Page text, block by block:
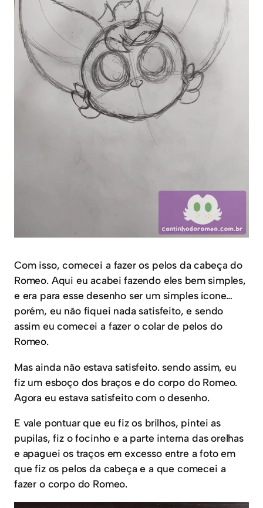
Com isso, comecei a fazer os pelos da cabeça do
Romeo. Aqui eu acabei fazendo eles bem simples,
e era para esse desenho ser um simples ícone…
porém, eu não fiquei nada satisfeito, e sendo
assim eu comecei a fazer o colar de pelos do
Romeo.
Mas ainda não estava satisfeito. sendo assim, eu
fiz um esboço dos braços e do corpo do Romeo.
Agora eu estava satisfeito com o desenho.
E vale pontuar que eu fiz os brilhos, pintei as
pupilas, fiz o focinho e a parte interna das orelhas
e apaguei os traços em excesso entre a foto em
que fiz os pelos da cabeça e a que comecei a
fazer o corpo do Romeo.